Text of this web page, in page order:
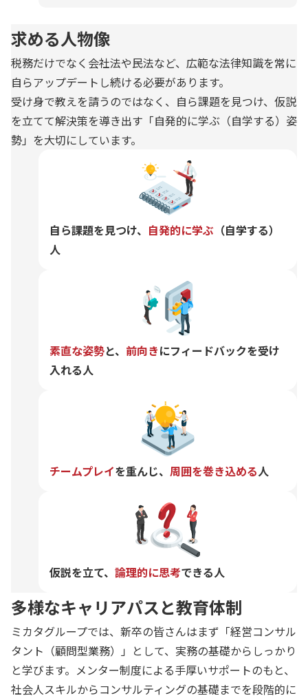
求める人物像
税務だけでなく会社法や民法など、広範な法律知識を常に
自らアップデートし続ける必要があります。
受け身で教えを請うのではなく、自ら課題を見つけ、仮説
を立てて解決策を導き出す「自発的に学ぶ（自学する）姿
勢」を大切にしています。
自ら課題を見つけ、 自発的に学ぶ （自学する）
人
素直な姿勢と、 前向きにフィードバックを受け
入れる人
チームプレイを重んじ、 周囲を巻き込める人
仮説を立て、 論理的に思考できる人
多様なキャリアパスと教育体制
ミカタグループでは、新卒の皆さんはまず「経営コンサル
タント（顧問型業務）」として、実務の基礎からしっかり
と学びます。メンター制度による手厚いサポートのもと、
社会人スキルからコンサルティングの基礎までを段階的に